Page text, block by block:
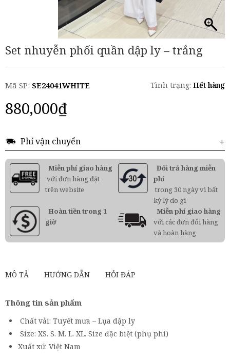
Set nhuyễn phối quần dập ly – trắng
Mã SP: SE24041WHITE Tình trạng: Hết hàng
880,000₫
Phí vận chuyển
Miễn phí giao hàng
với đơn hàng đặt
trên website
Đổi trả hàng miễn
phí
trong 30 ngày vì bất
kỳ lý do gì
Hoàn tiền trong 1
giờ
Miễn phí giao hàng
với các đơn đổi hàng
và hoàn hàng
MÔ TẢ HƯỚNG DẪN HỎI ĐÁP
Thông tin sản phẩm
Chất vải: Tuyết mưa – Lụa dập ly
Size: XS. S. M. L. XL. Size đặc biệt (phụ phí)
Xuất xứ: Việt Nam